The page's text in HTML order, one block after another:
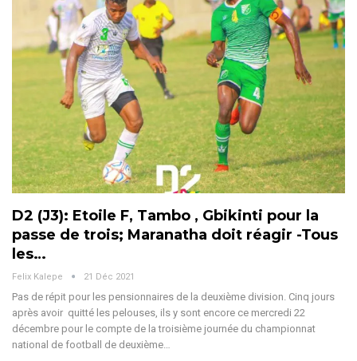
D2 (J3): Etoile F, Tambo , Gbikinti pour la
passe de trois; Maranatha doit réagir -Tous
les…
Felix Kalepe 21 Déc 2021
Pas de répit pour les pensionnaires de la deuxième division. Cinq jours
après avoir quitté les pelouses, ils y sont encore ce mercredi 22
décembre pour le compte de la troisième journée du championnat
national de football de deuxième…